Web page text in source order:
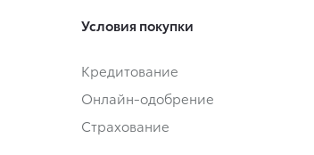
Условия покупки
Кредитование
Онлайн-одобрение
Страхование